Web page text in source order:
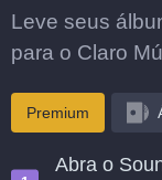
Leve seus
para o Claro
Premium
Abra o